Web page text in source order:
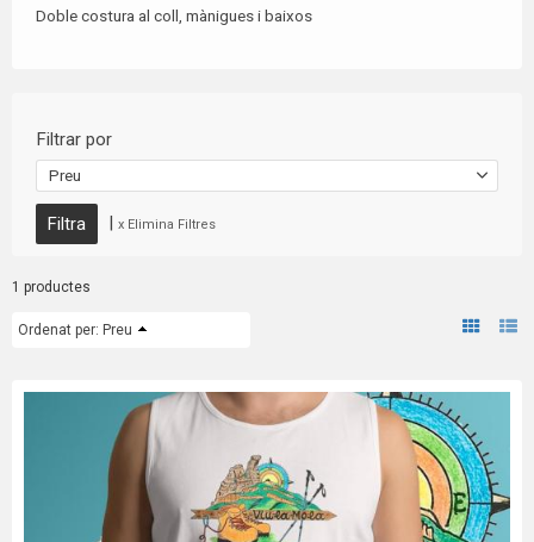
Doble costura al coll, mànigues i baixos
Filtrar por
Preu
| x Elimina Filtres
1 productes
Ordenat per: Preu